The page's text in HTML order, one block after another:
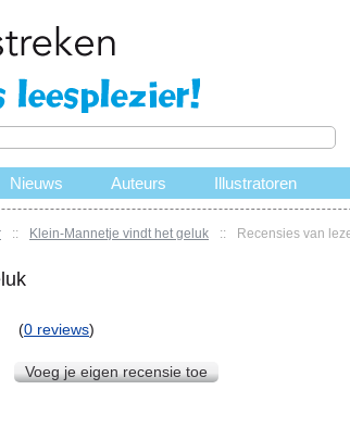
:: Klein-Mannetje vindt het geluk :: Recensies van
(0 reviews)
Voeg je eigen recensie toe
Nieuws Auteurs Illustratoren